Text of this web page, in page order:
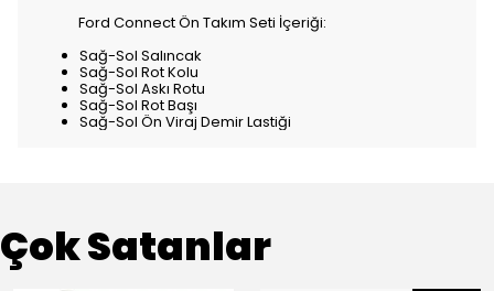
Ford Connect Ön Takım Seti İçeriği:
Sağ-Sol Salıncak
Sağ-Sol Rot Kolu
Sağ-Sol Askı Rotu
Sağ-Sol Rot Başı
Sağ-Sol Ön Viraj Demir Lastiği
Çok Satanlar